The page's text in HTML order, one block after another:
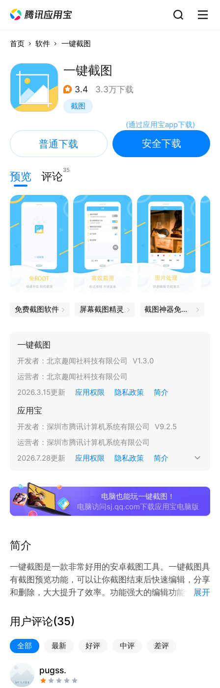
首页 软件 一键截图
一键截图
3.4 3.3万下载
截图
(通过应用宝app下载)
普通下载 安全下载
预览 评论35
免费截图软件 屏幕截图精灵 截图神器免费版
一键截图
开发者： 北京趣闻社科技有限公司 V1.3.0
运营者： 北京趣闻社科技有限公司
2026.3.15更新 应用权限 隐私政策 简介
应用宝
开发者： 深圳市腾讯计算机系统有限公司 V9.2.5
运营者： 深圳市腾讯计算机系统有限公司
2026.7.28更新 应用权限 隐私政策 简介
电脑也能玩一键截图！
电脑访问sj.qq.com下载应用宝电脑版
简介
一键截图是一款非常好用的安卓截图工具。一键截图具
有截图预览功能，可以让你截图结束后快速编辑，分享
和删除，大大提升了效率。功能强大的编辑功能让您轻
产品特点：
【免Root】热门机型无需Root权限，让您在安全的环
境下截屏；
【通知栏截图】下拉通知栏，点击就可以直接截屏啦；
【悬浮气泡截屏】点击悬浮气泡即可轻松截屏；
【图片编辑】操作简单，轻松上手，快速编辑；
展开
用户评论(35)
全部 最新 好评 中评 差评
pugss.